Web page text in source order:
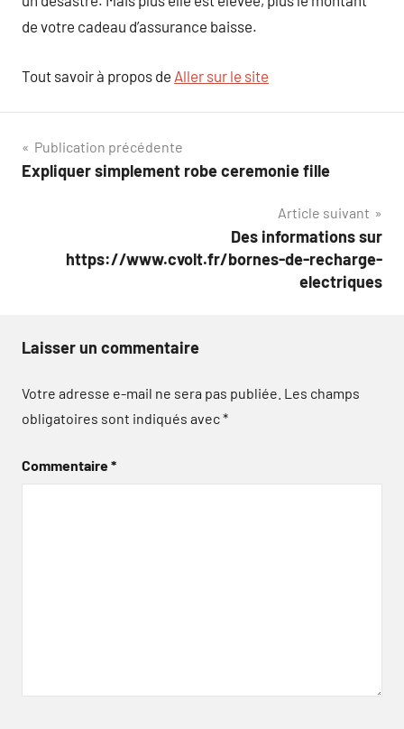
de votre cadeau d’assurance baisse.
Tout savoir à propos de Aller sur le site
Navigation
de
Publication précédente
Expliquer simplement robe ceremonie fille
Article suivant
Des informations sur
https://www.cvolt.fr/bornes-de-recharge-
electriques
Laisser un commentaire
Votre adresse e-mail ne sera pas publiée. Les champs
obligatoires sont indiqués avec*
Commentaire*